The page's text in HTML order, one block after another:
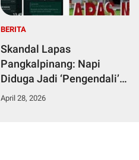
BERITA
Skandal Lapas
Pangkalpinang: Napi
Diduga Jadi ‘Pengendali’
Narkotika dari Kamar
April 28, 2026